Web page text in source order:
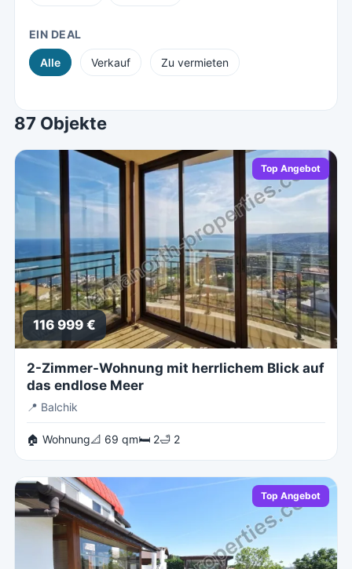
EIN DEAL
Alle Verkauf Zu vermieten
87 Objekte
Top Angebot
116 999 €
2-Zimmer-Wohnung mit herrlichem Blick auf
das endlose Meer
📍 Balchik
🏠 Wohnung📐 69 qm🛏 2🛁 2
Top Angebot